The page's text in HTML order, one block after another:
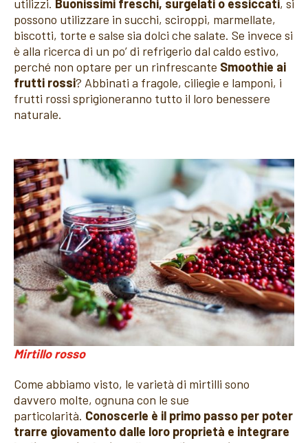
utilizzi. Buonissimi freschi, surgelati o essiccati, si
possono utilizzare in succhi, sciroppi, marmellate,
biscotti, torte e salse sia dolci che salate. Se invece si
è alla ricerca di un po’ di refrigerio dal caldo estivo,
perché non optare per un rinfrescante Smoothie ai
frutti rossi? Abbinati a fragole, ciliegie e lamponi, i
frutti rossi sprigioneranno tutto il loro benessere
naturale.
Mirtillo rosso
Come abbiamo visto, le varietà di mirtilli sono
davvero molte, ognuna con le sue
particolarità. Conoscerle è il primo passo per poter
trarre giovamento dalle loro proprietà e integrare